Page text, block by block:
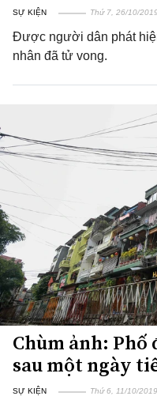
SỰ KIỆN Thứ 7, 26/10/
Được người dân phát
nhân đã tử vong.
Chùm ảnh: Phố
sau một ngày
SỰ KIỆN Thứ 6, 11/10/